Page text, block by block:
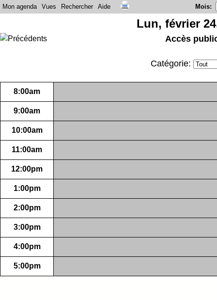
Mon agenda Vues Rechercher Aide Mois:
Lun, février
Accès
Catégorie:
8:00am
9:00am
10:00am
11:00am
12:00pm
1:00pm
2:00pm
3:00pm
4:00pm
5:00pm